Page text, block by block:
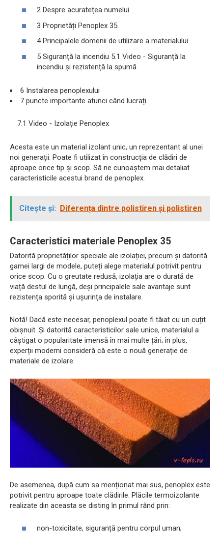
2 Despre acuratețea numelui
3 Proprietăți Penoplex 35
4 Principalele domenii de utilizare a materialului
5 Siguranță la incendiu 5.1 Video - Siguranță la
incendiu și rezistență la spumă
6 Instalarea penoplexului
7 puncte importante atunci când lucrați
7.1 Video - Izolație Penoplex
Acesta este un material izolant unic, un reprezentant al unei
noi generații. Poate fi utilizat în construcția de clădiri de
aproape orice tip și scop. Să ne cunoaștem mai detaliat
caracteristicile acestui brand de penoplex.
Citește și: Diferența dintre polistiren și polistiren
Caracteristici materiale Penoplex 35
Datorită proprietăților speciale ale izolației, precum și datorită
gamei largi de modele, puteți alege materialul potrivit pentru
orice scop. Cu o greutate redusă, izolația are o durată de
viață destul de lungă, deși principalele sale avantaje sunt
rezistența sporită și ușurința de instalare.
Notă! Dacă este necesar, penoplexul poate fi tăiat cu un cuțit
obișnuit. Și datorită caracteristicilor sale unice, materialul a
câștigat o popularitate imensă în mai multe țări; în plus,
experții moderni consideră că este o nouă generație de
materiale de izolare.
De asemenea, după cum sa menționat mai sus, penoplex este
potrivit pentru aproape toate clădirile. Plăcile termoizolante
realizate din aceasta se disting în primul rând prin:
non-toxicitate, siguranță pentru corpul uman;